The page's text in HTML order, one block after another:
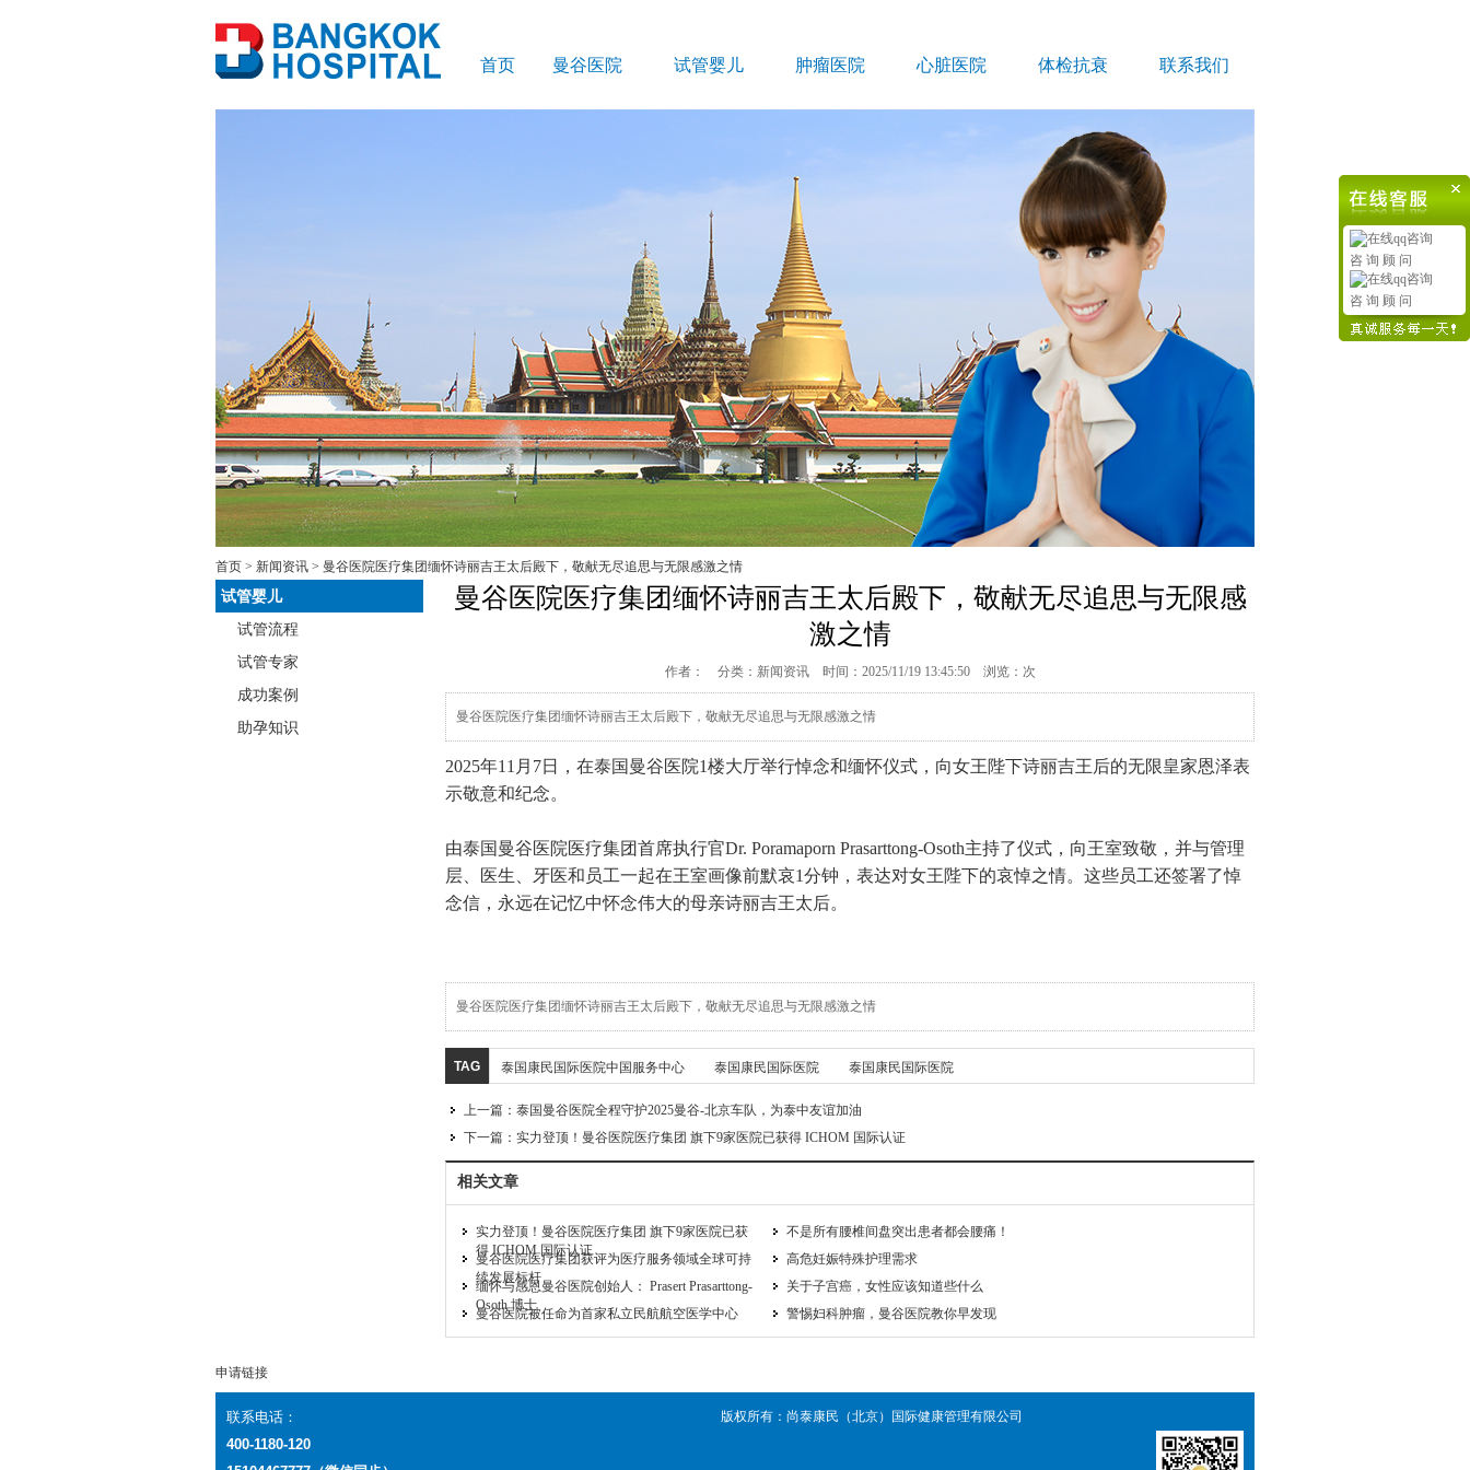
首页 曼谷医院 试管婴儿 肿瘤医院 心脏医院 体检抗衰 联系我们
咨 询 顾 问
咨 询 顾 问
首页 > 新闻资讯 > 曼谷医院医疗集团缅怀诗丽吉王太后殿下，敬献无尽追思与无限感激之情
试管婴儿
试管流程
试管专家
成功案例
助孕知识
曼谷医院医疗集团缅怀诗丽吉王太后殿下，敬献无尽追思与无限感
激之情
作者： 分类： 新闻资讯时间：2025/11/19 13:45:50 浏览：次
曼谷医院医疗集团缅怀诗丽吉王太后殿下，敬献无尽追思与无限感激之情
2025年11月7日，在泰国曼谷医院1楼大厅举行悼念和缅怀仪式，向女王陛下诗丽吉王后的无限皇家恩泽表
示敬意和纪念。
由泰国曼谷医院医疗集团首席执行官Dr. Poramaporn Prasarttong-Osoth主持了仪式，向王室致敬，并与管理
层、医生、牙医和员工一起在王室画像前默哀1分钟，表达对女王陛下的哀悼之情。这些员工还签署了悼
念信，永远在记忆中怀念伟大的母亲诗丽吉王太后。
曼谷医院医疗集团缅怀诗丽吉王太后殿下，敬献无尽追思与无限感激之情
TAG 泰国康民国际医院中国服务中心 泰国康民国际医院 泰国康民国际医院
上一篇： 泰国曼谷医院全程守护2025曼谷-北京车队，为泰中友谊加油
下一篇： 实力登顶！曼谷医院医疗集团 旗下9家医院已获得 ICHOM 国际认证
相关文章
实力登顶！曼谷医院医疗集团 旗下9家医院已获
得 ICHOM 国际认证
曼谷医院医疗集团获评为医疗服务领域全球可持
续发展标杆
缅怀与感恩曼谷医院创始人： Prasert Prasarttong-
Osoth 博士
曼谷医院被任命为首家私立民航航空医学中心
不是所有腰椎间盘突出患者都会腰痛！
高危妊娠特殊护理需求
关于子宫癌，女性应该知道些什么
警惕妇科肿瘤，曼谷医院教你早发现
申请链接
联系电话：
400-1180-120
版权所有 ： 尚泰康民（北京）国际健康管理有限公司